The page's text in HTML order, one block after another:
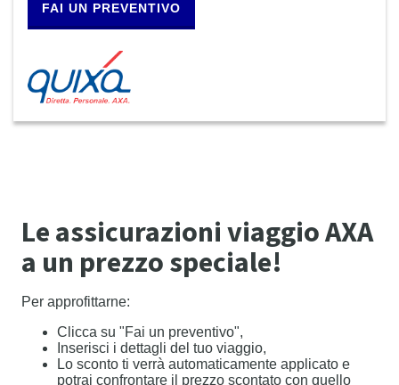
FAI UN PREVENTIVO
Le assicurazioni viaggio AXA
a un prezzo speciale!
Per approfittarne:
Clicca su "Fai un preventivo",
Inserisci i dettagli del tuo viaggio,
Lo sconto ti verrà automaticamente applicato e
potrai confrontare il prezzo scontato con quello